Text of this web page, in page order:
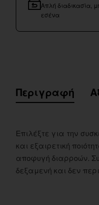
Απλή διαδικασία,
εσένα
Περιγραφή
Επιλέξτε για την
και εξαιρετική
αποφυγή διαρροών.
δεξαμενή και δεν